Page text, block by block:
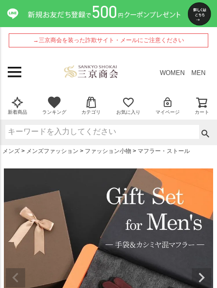
→三京商会を装った詐欺サイト・メールにご注意ください
WOMEN MEN
新着商品 ランキング カテゴリ お気に入り マイページ カート
メンズ メンズファッション ファッション小物 マフラー・ストール
ペー
ジト
ップ
へ